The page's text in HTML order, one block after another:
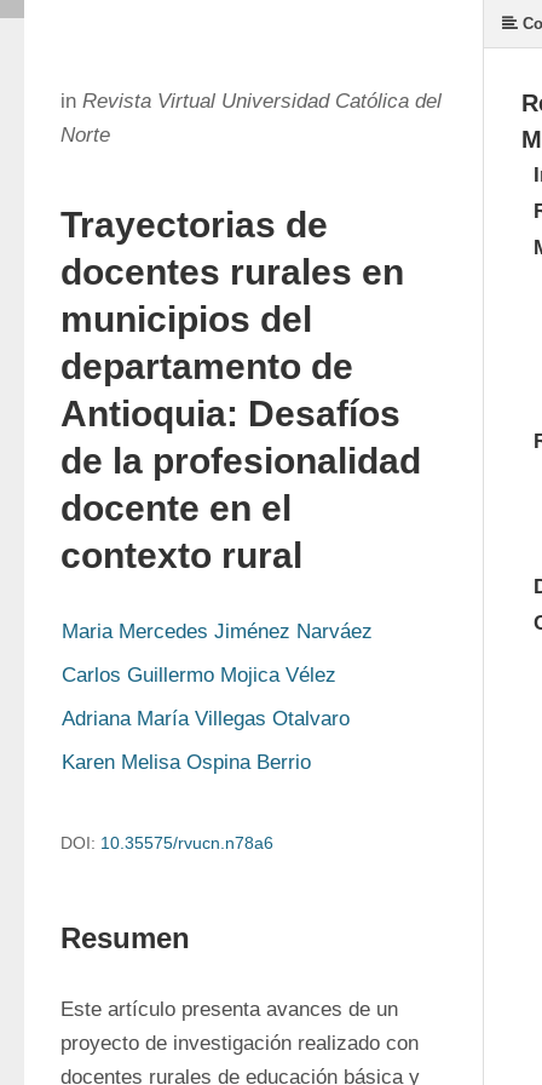
in Revista Virtual Universidad Católica del
Norte
Trayectorias de
docentes rurales en
municipios del
departamento de
Antioquia: Desafíos
de la profesionalidad
docente en el
contexto rural
Maria Mercedes Jiménez Narváez
Carlos Guillermo Mojica Vélez
Adriana María Villegas Otalvaro
Karen Melisa Ospina Berrio
DOI: 10.35575/rvucn.n78a6
Resumen
Este artículo presenta avances de un
proyecto de investigación realizado con
docentes rurales de educación básica y